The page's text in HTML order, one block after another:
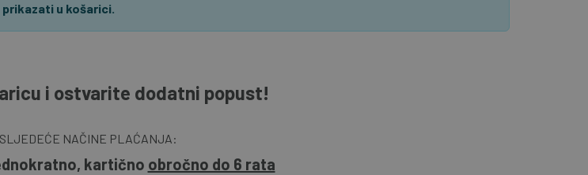
prikazati u košarici.
i ostvarite dodatni popust!
NAČINE PLAĆANJA:
kartično obročno do 6 rata